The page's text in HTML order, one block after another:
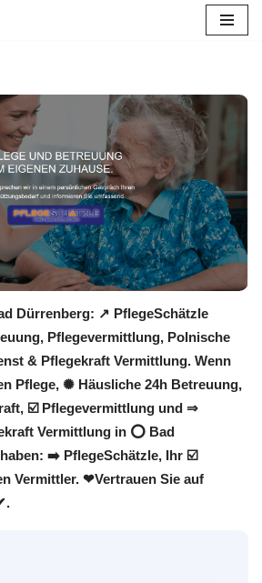
Dürrenberg: ↗️ PflegeSchätzle
Pflegevermittlung, Polnische
& Pflegekraft Vermittlung. Wenn
Pflege, ✺ Häusliche 24h Betreuung,
☑️ Pflegevermittlung und ⇒
Vermittlung in ⭕ Bad
➡️ PflegeSchätzle, Ihr ☑️
Vermittler. ❤Vertrauen Sie auf